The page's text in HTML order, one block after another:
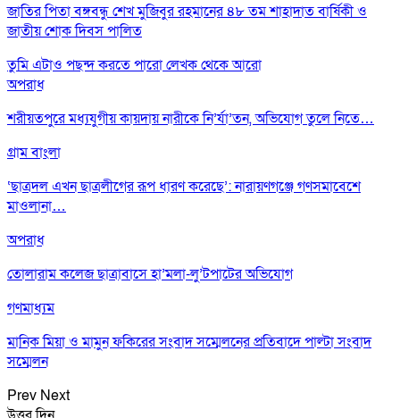
জাতির পিতা বঙ্গবন্ধু শেখ মুজিবুর রহমানের ৪৮ তম শাহাদাত বার্ষিকী ও
জাতীয় শোক দিবস পালিত
তুমি এটাও পছন্দ করতে পারোলেখক থেকে আরো
অপরাধ
শরীয়তপুরে মধ্যযুগীয় কায়দায় নারীকে নি’র্যা’তন, অভিযোগ তুলে নিতে…
গ্রাম বাংলা
‘ছাত্রদল এখন ছাত্রলীগের রূপ ধারণ করেছে’: নারায়ণগঞ্জে গণসমাবেশে
মাওলানা…
অপরাধ
তোলারাম কলেজ ছাত্রাবাসে হা’মলা-লু’টপাটের অভিযোগ
গণমাধ্যম
মানিক মিয়া ও মামুন ফকিরের সংবাদ সম্মেলনের প্রতিবাদে পাল্টা সংবাদ
সম্মেলন
Prev Next